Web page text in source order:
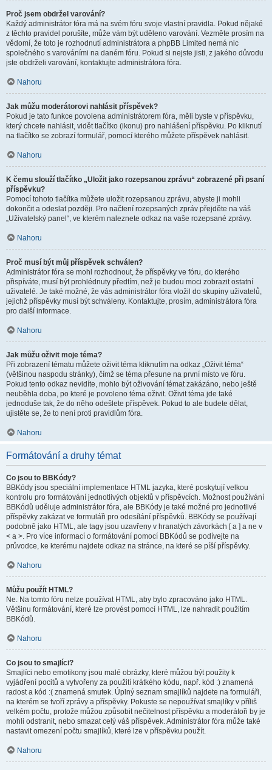
Proč jsem obdržel varování?
Každý administrátor fóra má na svém fóru svoje vlastní pravidla. Pokud nějaké
z těchto pravidel porušíte, může vám být uděleno varování. Vezměte prosím na
vědomí, že toto je rozhodnutí administrátora a phpBB Limited nemá nic
společného s varováními na daném fóru. Pokud si nejste jisti, z jakého důvodu
jste obdrželi varování, kontaktujte administrátora fóra.
Nahoru
Jak můžu moderátorovi nahlásit příspěvek?
Pokud je tato funkce povolena administrátorem fóra, měli byste v příspěvku,
který chcete nahlásit, vidět tlačítko (ikonu) pro nahlášení příspěvku. Po kliknutí
na tlačítko se zobrazí formulář, pomocí kterého můžete příspěvek nahlásit.
Nahoru
K čemu slouží tlačítko „Uložit jako rozepsanou zprávu“ zobrazené při psaní
příspěvku?
Pomocí tohoto tlačítka můžete uložit rozepsanou zprávu, abyste ji mohli
dokončit a odeslat později. Pro načtení rozepsaných zpráv přejděte na váš
„Uživatelský panel“, ve kterém naleznete odkaz na vaše rozepsané zprávy.
Nahoru
Proč musí být můj příspěvek schválen?
Administrátor fóra se mohl rozhodnout, že příspěvky ve fóru, do kterého
přispíváte, musí být prohlédnuty předtím, než je budou moci zobrazit ostatní
uživatelé. Je také možné, že vás administrátor fóra vložil do skupiny uživatelů,
jejichž příspěvky musí být schváleny. Kontaktujte, prosím, administrátora fóra
pro další informace.
Nahoru
Jak můžu oživit moje téma?
Při zobrazení tématu můžete oživit téma kliknutím na odkaz „Oživit téma“
(většinou naspodu stránky), čímž se téma přesune na první místo ve fóru.
Pokud tento odkaz nevidíte, mohlo být oživování témat zakázáno, nebo ještě
neuběhla doba, po které je povoleno téma oživit. Oživit téma jde také
jednoduše tak, že do něho odešlete příspěvek. Pokud to ale budete dělat,
ujistěte se, že to není proti pravidlům fóra.
Nahoru
Formátování a druhy témat
Co jsou to BBKódy?
BBKódy jsou speciální implementace HTML jazyka, které poskytují velkou
kontrolu pro formátování jednotlivých objektů v příspěvcích. Možnost používání
BBKódů uděluje administrátor fóra, ale BBKódy je také možné pro jednotlivé
příspěvky zakázat ve formuláři pro odesílání příspěvků. BBKódy se používají
podobně jako HTML, ale tagy jsou uzavřeny v hranatých závorkách [ a ] a ne v
< a >. Pro více informací o formátování pomocí BBKódů se podívejte na
průvodce, ke kterému najdete odkaz na stránce, na které se píší příspěvky.
Nahoru
Můžu použít HTML?
Ne. Na tomto fóru nelze používat HTML, aby bylo zpracováno jako HTML.
Většinu formátování, které lze provést pomocí HTML, lze nahradit použitím
BBKódů.
Nahoru
Co jsou to smajlíci?
Smajlíci nebo emotikony jsou malé obrázky, které můžou být použity k
vyjádření pocitů a vytvořeny za použití krátkého kódu, např. kód :) znamená
radost a kód :( znamená smutek. Úplný seznam smajlíků najdete na formuláři,
na kterém se tvoří zprávy a příspěvky. Pokuste se nepoužívat smajlíky v příliš
velkém počtu, protože můžou způsobit nečitelnost příspěvku a moderátoři by je
mohli odstranit, nebo smazat celý váš příspěvek. Administrátor fóra může také
nastavit omezení počtu smajlíků, které lze v příspěvku použít.
Nahoru